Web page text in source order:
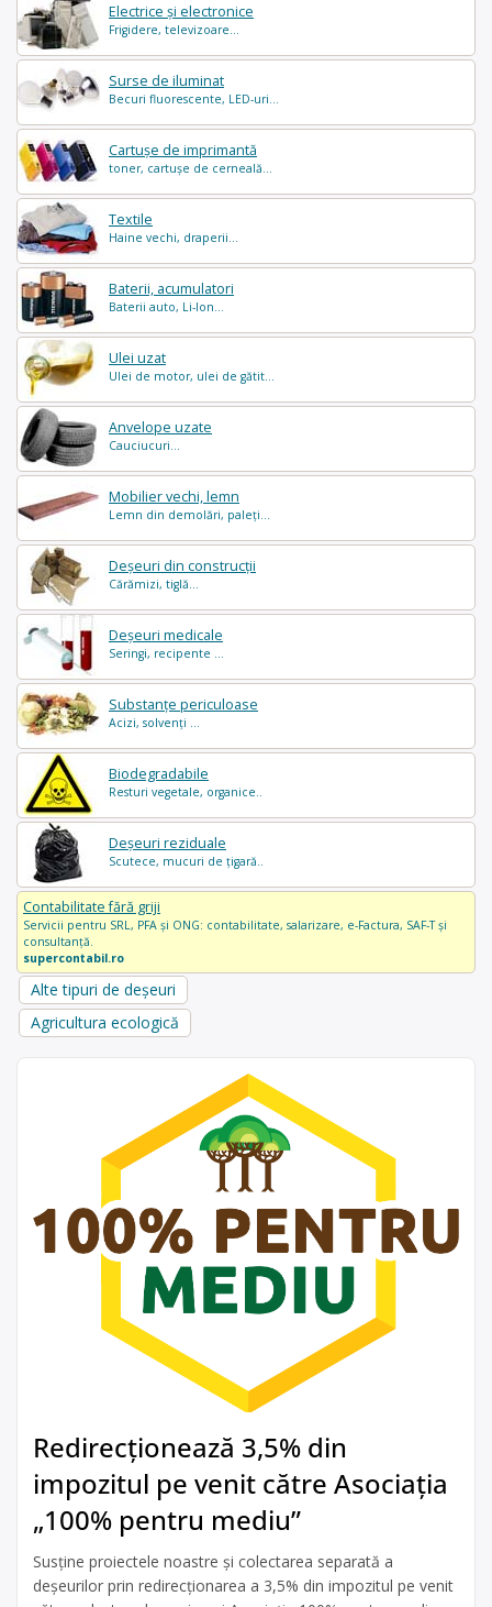
Electrice și electronice
Frigidere, televizoare...
Surse de iluminat
Becuri fluorescente, LED-uri...
Cartușe de imprimantă
toner, cartușe de cerneală...
Textile
Haine vechi, draperii...
Baterii, acumulatori
Baterii auto, Li-Ion...
Ulei uzat
Ulei de motor, ulei de gătit...
Anvelope uzate
Cauciucuri...
Mobilier vechi, lemn
Lemn din demolări, paleți...
Deșeuri din construcții
Cărămizi, tiglă...
Deșeuri medicale
Seringi, recipente ...
Substanțe periculoase
Acizi, solvenți ...
Biodegradabile
Resturi vegetale, organice..
Deșeuri reziduale
Scutece, mucuri de țigară..
Contabilitate fără griji
Servicii pentru SRL, PFA și ONG: contabilitate, salarizare, e-Factura, SAF-T și
consultanță.
supercontabil.ro
Alte tipuri de deșeuri
Agricultura ecologică
Redirecționează 3,5% din
impozitul pe venit către Asociația
„100% pentru mediu”
Susține proiectele noastre și colectarea separată a
deșeurilor prin redirecționarea a 3,5% din impozitul pe venit